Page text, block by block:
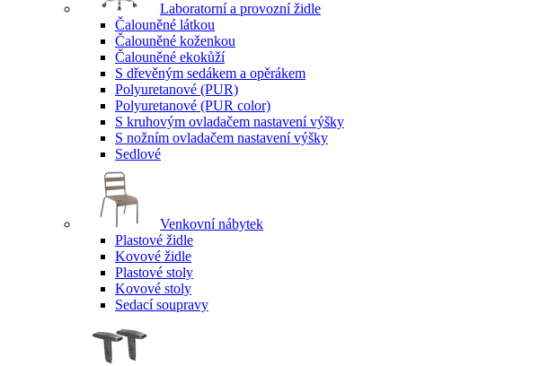
Laboratorní a provozní židle
Čalouněné látkou
Čalouněné koženkou
Čalouněné ekokůží
S dřevěným sedákem a opěrákem
Polyuretanové (PUR)
Polyuretanové (PUR color)
S kruhovým ovladačem nastavení výšky
S nožním ovladačem nastavení výšky
Sedlové
Venkovní nábytek
Plastové židle
Kovové židle
Plastové stoly
Kovové stoly
Sedací soupravy